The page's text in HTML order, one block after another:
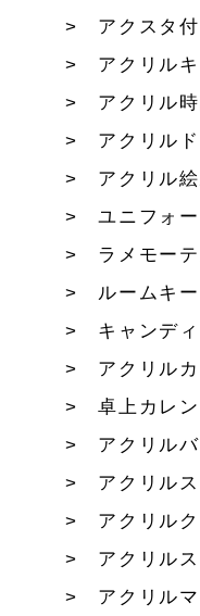
アクスタ
アクリル
アクリル
アクリル
アクリル
ユニフォ
ラメモー
ルームキー
キャンデ
アクリル
卓上カレ
アクリル
アクリル
アクリル
アクリル
アクリル